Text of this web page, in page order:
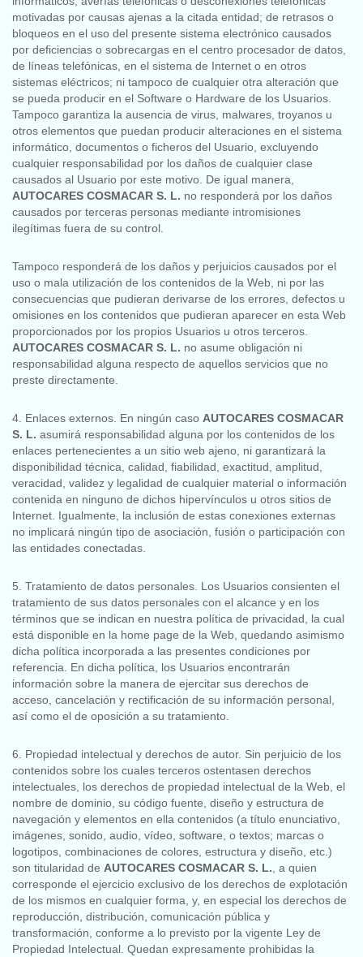
motivadas por causas ajenas a la citada entidad; de retrasos o
bloqueos en el uso del presente sistema electrónico causados
por deficiencias o sobrecargas en el centro procesador de datos,
de líneas telefónicas, en el sistema de Internet o en otros
sistemas eléctricos; ni tampoco de cualquier otra alteración que
se pueda producir en el Software o Hardware de los Usuarios.
Tampoco garantiza la ausencia de virus, malwares, troyanos u
otros elementos que puedan producir alteraciones en el sistema
informático, documentos o ficheros del Usuario, excluyendo
cualquier responsabilidad por los daños de cualquier clase
causados al Usuario por este motivo. De igual manera,
AUTOCARES COSMACAR S. L. no responderá por los daños
causados por terceras personas mediante intromisiones
ilegítimas fuera de su control.
Tampoco responderá de los daños y perjuicios causados por el
uso o mala utilización de los contenidos de la Web, ni por las
consecuencias que pudieran derivarse de los errores, defectos u
omisiones en los contenidos que pudieran aparecer en esta Web
proporcionados por los propios Usuarios u otros terceros.
AUTOCARES COSMACAR S. L. no asume obligación ni
responsabilidad alguna respecto de aquellos servicios que no
preste directamente.
4. Enlaces externos. En ningún caso AUTOCARES COSMACAR
S. L. asumirá responsabilidad alguna por los contenidos de los
enlaces pertenecientes a un sitio web ajeno, ni garantizará la
disponibilidad técnica, calidad, fiabilidad, exactitud, amplitud,
veracidad, validez y legalidad de cualquier material o información
contenida en ninguno de dichos hipervínculos u otros sitios de
Internet. Igualmente, la inclusión de estas conexiones externas
no implicará ningún tipo de asociación, fusión o participación con
las entidades conectadas.
5. Tratamiento de datos personales. Los Usuarios consienten el
tratamiento de sus datos personales con el alcance y en los
términos que se indican en nuestra política de privacidad, la cual
está disponible en la home page de la Web, quedando asimismo
dicha política incorporada a las presentes condiciones por
referencia. En dicha política, los Usuarios encontrarán
información sobre la manera de ejercitar sus derechos de
acceso, cancelación y rectificación de su información personal,
así como el de oposición a su tratamiento.
6. Propiedad intelectual y derechos de autor. Sin perjuicio de los
contenidos sobre los cuales terceros ostentasen derechos
intelectuales, los derechos de propiedad intelectual de la Web, el
nombre de dominio, su código fuente, diseño y estructura de
navegación y elementos en ella contenidos (a título enunciativo,
imágenes, sonido, audio, vídeo, software, o textos; marcas o
logotipos, combinaciones de colores, estructura y diseño, etc.)
son titularidad de AUTOCARES COSMACAR S. L., a quien
corresponde el ejercicio exclusivo de los derechos de explotación
de los mismos en cualquier forma, y, en especial los derechos de
reproducción, distribución, comunicación pública y
transformación, conforme a lo previsto por la vigente Ley de
Propiedad Intelectual. Quedan expresamente prohibidas la